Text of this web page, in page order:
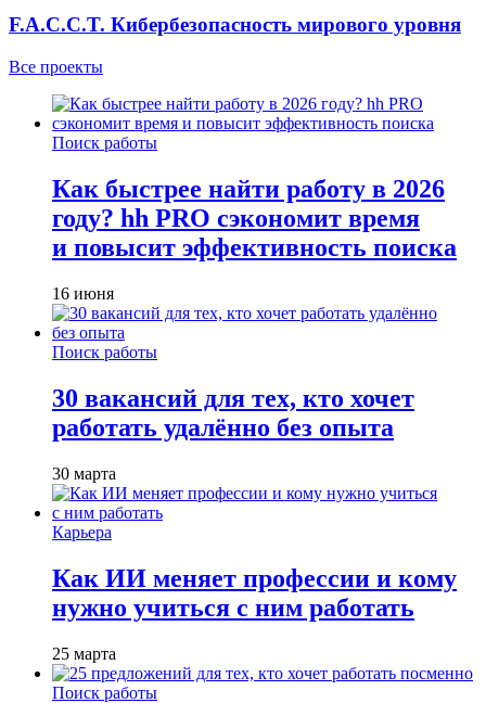
F.A.C.C.T. Кибербезопасность мирового уровня
Все проекты
Поиск работы
Как быстрее найти работу в 2026
году? hh PRO сэкономит время
и повысит эффективность поиска
16 июня
Поиск работы
30 вакансий для тех, кто хочет
работать удалённо без опыта
30 марта
Карьера
Как ИИ меняет профессии и кому
нужно учиться с ним работать
25 марта
Поиск работы